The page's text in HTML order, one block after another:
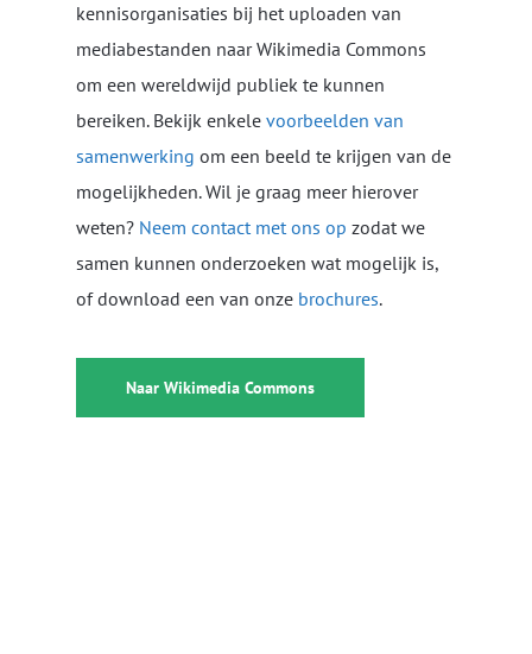
kennisorganisaties bij het uploaden van
mediabestanden naar Wikimedia Commons
om een wereldwijd publiek te kunnen
bereiken. Bekijk enkelevoorbeelden van
samenwerking om een beeld te krijgen van de
mogelijkheden. Wil je graag meer hierover
weten? Neem contact met ons op zodat we
samen kunnen onderzoeken wat mogelijk is,
of download een van onze brochures.
Naar Wikimedia Commons